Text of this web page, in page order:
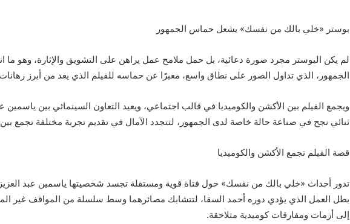
بوستر «خلي بالك من نفسك» يشعل حماس الجمهور
لم يكن البوستر مجرد صورة دعائية، بل حمل ملامح عمل يراهن على التشويق والإثارة، وهو
الجمهور، الذي تداول الصور على نطاق واسع، معبرًا عن حماسه للفيلم الذي يعد من أبرز رهانات
ويجمع الفيلم بين الأكشن والكوميديا في قالب اجتماعي، ويعيد التعاون السينمائي بين ياسمين
ثنائي نجح في صناعة حالة خاصة لدى الجمهور، لتتجدد الآمال في تقديم تجربة مختلفة تجمع
قصة الفيلم تجمع الأكشن والكوميديا
تدور أحداث «خلي بالك من نفسك» حول فتاة قوية ومستقلة تجسد شخصيتها ياسمين عبد
بطل العمل الذي يؤدي دوره أحمد السقا، لتتشابك مصائرهما وسط سلسلة من المواقف غير
إلى أزمات ومفارقات كوميدية متلاحقة.